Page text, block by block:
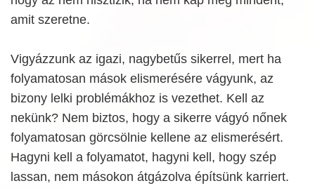
amit szeretne.
Vigyázzunk az igazi, nagybetűs sikerrel, mert ha
folyamatosan mások elismerésére vágyunk, az
bizony lelki problémákhoz is vezethet. Kell az
nekünk? Nem biztos, hogy a sikerre vágyó nőnek
folyamatosan görcsölnie kellene az elismerésért.
Hagyni kell a folyamatot, hagyni kell, hogy szép
lassan, nem másokon átgázolva építsünk karriert.